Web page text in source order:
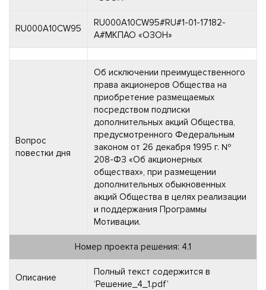
RU000A10CW95
RU000A10CW95#RU#1-01-17182-
A#МКПАО «ОЗОН»
Вопрос
повестки дня
Об исключении преимущественного
права акционеров Общества на
приобретение размещаемых
посредством подписки
дополнительных акций Общества,
предусмотренного Федеральным
законом от 26 декабря 1995 г. №
208-ФЗ «Об акционерных
обществах», при размещении
дополнительных обыкновенных
акций Общества в целях реализации
и поддержания Программы
Мотивации.
Номер проекта решения: 4.1
Описание
Полный текст содержится в
‘Решение_4_1.pdf’